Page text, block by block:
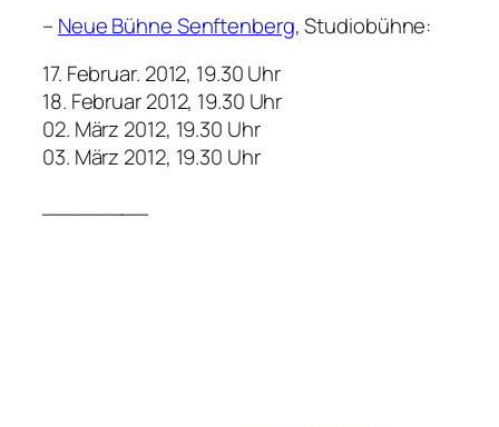
– Neue Bühne Senftenberg, Studiobühne:
17. Februar. 2012, 19.30 Uhr
18. Februar 2012, 19.30 Uhr
02. März 2012, 19.30 Uhr
03. März 2012, 19.30 Uhr